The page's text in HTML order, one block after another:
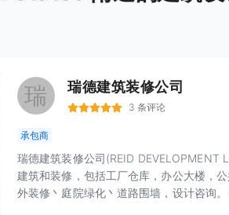
瑞 瑞德建筑装修公司
3 条评论
承包商
瑞德建筑装修公司(REID DEVELOPMENT
建筑和装修，包括工厂仓库，办公大楼，
外装修丶庭院绿化丶道路围墙，设计咨询